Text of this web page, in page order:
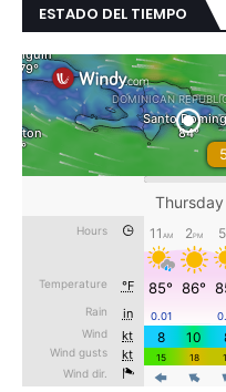
ESTADO DEL TIEMPO